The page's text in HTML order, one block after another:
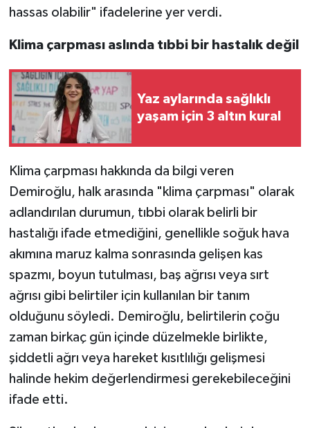
hassas olabilir" ifadelerine yer verdi.
Klima çarpması aslında tıbbi bir hastalık değil
Yaz aylarında sağlıklı
yaşam için 3 altın kural
Klima çarpması hakkında da bilgi veren
Demiroğlu, halk arasında "klima çarpması" olarak
adlandırılan durumun, tıbbi olarak belirli bir
hastalığı ifade etmediğini, genellikle soğuk hava
akımına maruz kalma sonrasında gelişen kas
spazmı, boyun tutulması, baş ağrısı veya sırt
ağrısı gibi belirtiler için kullanılan bir tanım
olduğunu söyledi. Demiroğlu, belirtilerin çoğu
zaman birkaç gün içinde düzelmekle birlikte,
şiddetli ağrı veya hareket kısıtlılığı gelişmesi
halinde hekim değerlendirmesi gerekebileceğini
ifade etti.